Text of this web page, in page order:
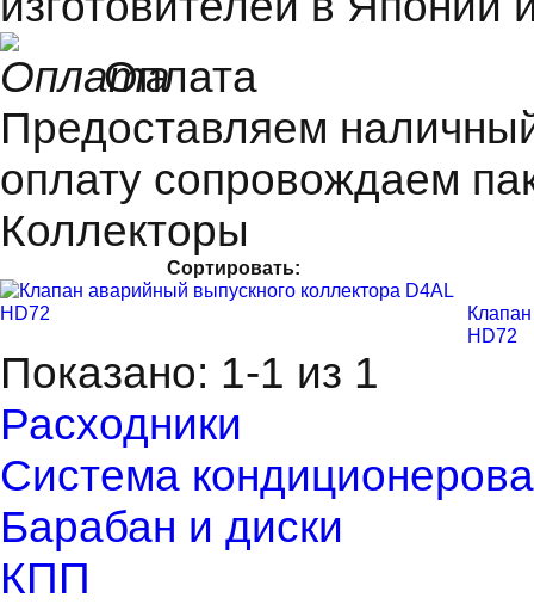
Оплата
Предоставляем
оплату сопровождаем
Коллекторы
Сортировать:
HD72
Показано: 1-1 из 1
Расходники
Система
Барабан и диски
КПП